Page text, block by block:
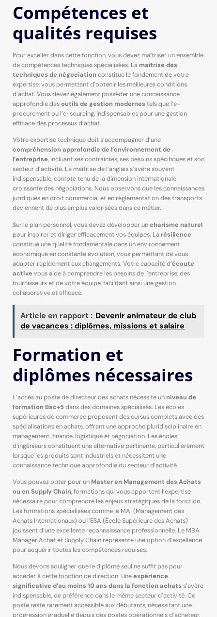
Compétences et
qualités requises
Pour exceller dans cette fonction, vous devez maîtriser un ensemble
de compétences techniques spécialisées. La maîtrise des
techniques de négociation constitue le fondement de votre
expertise, vous permettant d’obtenir les meilleures conditions
d’achat. Vous devez également posséder une connaissance
approfondie desoutils de gestion modernes tels que l’e-
procurement ou l’e-sourcing, indispensables pour une gestion
efficace des processus d’achat.
Votre expertise technique doit s’accompagner d’une
compréhension approfondie de l’environnement de
l’entreprise, incluant ses contraintes, ses besoins spécifiques et son
secteur d’activité. La maîtrise de l’anglais s’avère souvent
indispensable, compte tenu de la dimension internationale
croissante des négociations. Nous observons que les connaissances
juridiques en droit commercial et en réglementation des transports
deviennent de plus en plus valorisées dans ce métier.
Sur le plan personnel, vous devez développer uncharisme naturel
pour inspirer et diriger efficacement vos équipes. La résilience
constitue une qualité fondamentale dans un environnement
économique en constante évolution, vous permettant de vous
adapter rapidement aux changements. Votre capacité d’écoute
active vous aide à comprendre les besoins de l’entreprise, des
fournisseurs et de votre équipe, facilitant ainsi une gestion
collaborative et efficace.
Article en rapport : Devenir animateur de club
de vacances : diplômes, missions et salaire
Formation et
diplômes nécessaires
L’accès au poste de directeur des achats nécessite un niveau de
formation Bac+5dans des domaines spécialisés. Les écoles
supérieures de commerce proposent des cursus complets avec des
spécialisations en achats, offrant une approche pluridisciplinaire en
management, finance, logistique et négociation. Les écoles
d’ingénieurs constituent une alternative pertinente, particulièrement
lorsque les produits sont industriels et nécessitent une
connaissance technique approfondie du secteur d’activité.
Vous pouvez opter pour un Master en Management des Achats
ou en Supply Chain, formations qui vous apportent l’expertise
nécessaire pour comprendre les enjeux stratégiques de la fonction.
Les formations spécialisées comme le MAI (Management des
Achats Internationaux) ou l’ESA (École Supérieure des Achats)
jouissent d’une excellente reconnaissance professionnelle. Le MBA
Manager Achat et Supply Chain représente une option d’excellence
pour acquérir toutes les compétences requises.
Nous devons souligner que le diplôme seul ne suffit pas pour
accéder à cette fonction de direction. Uneexpérience
significative d’au moins 10 ans dans la fonction achats s’avère
indispensable, de préférence dans le même secteur d’activité. Ce
poste reste rarement accessible aux débutants, nécessitant une
progression graduelle depuis des postes opérationnels d’acheteur.